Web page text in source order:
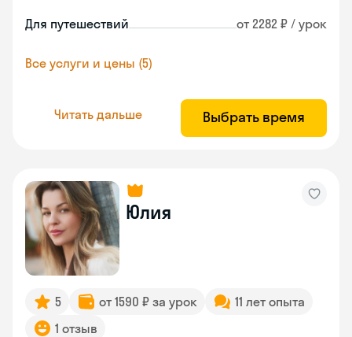
Для путешествий от 2282 ₽ / урок
Все услуги и цены (5)
Читать дальше Выбрать время
Юлия
5 от 1590 ₽ за урок
11 лет опыта
1 отзыв